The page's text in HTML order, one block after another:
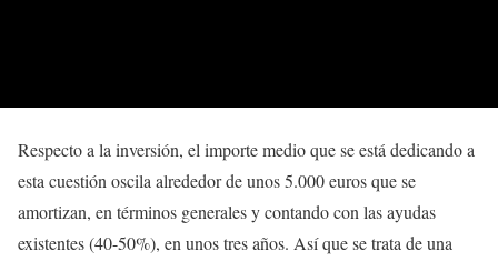
Respecto a la inversión, el importe medio que se está dedicando a
esta cuestión oscila alrededor de unos 5.000 euros que se
amortizan, en términos generales y contando con las ayudas
existentes (40-50%), en unos tres años. Así que se trata de una